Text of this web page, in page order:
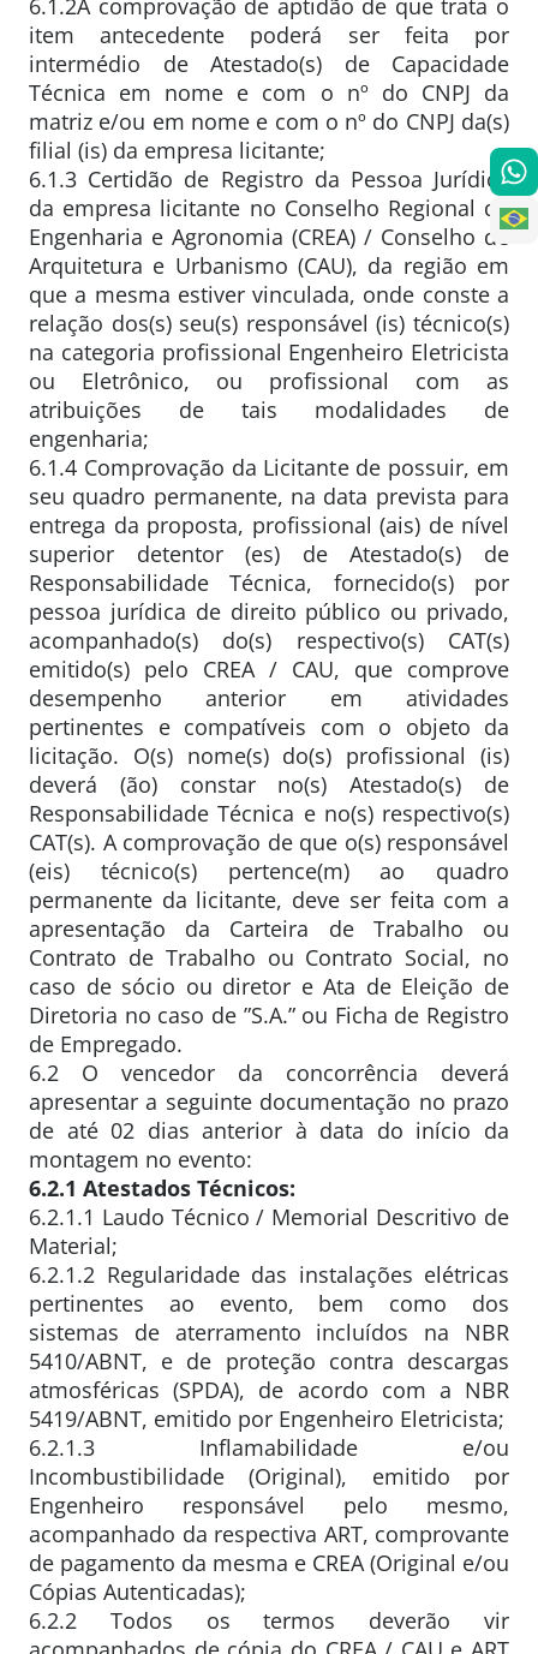
item antecedente poderá ser feita por
intermédio de Atestado(s) de Capacidade
Técnica em nome e com o nº do CNPJ da
matriz e/ou em nome e com o nº do CNPJ da(s)
filial (is) da empresa licitante;
6.1.3 Certidão de Registro da Pessoa Jurídica
da empresa licitante no Conselho Regional de
Engenharia e Agronomia (CREA) / Conselho de
Arquitetura e Urbanismo (CAU), da região em
que a mesma estiver vinculada, onde conste a
relação dos(s) seu(s) responsável (is) técnico(s)
na categoria profissional Engenheiro Eletricista
ou Eletrônico, ou profissional com as
atribuições de tais modalidades de
engenharia;
6.1.4 Comprovação da Licitante de possuir, em
seu quadro permanente, na data prevista para
entrega da proposta, profissional (ais) de nível
superior detentor (es) de Atestado(s) de
Responsabilidade Técnica, fornecido(s) por
pessoa jurídica de direito público ou privado,
acompanhado(s) do(s) respectivo(s) CAT(s)
emitido(s) pelo CREA / CAU, que comprove
desempenho anterior em atividades
pertinentes e compatíveis com o objeto da
licitação. O(s) nome(s) do(s) profissional (is)
deverá (ão) constar no(s) Atestado(s) de
Responsabilidade Técnica e no(s) respectivo(s)
CAT(s). A comprovação de que o(s) responsável
(eis) técnico(s) pertence(m) ao quadro
permanente da licitante, deve ser feita com a
apresentação da Carteira de Trabalho ou
Contrato de Trabalho ou Contrato Social, no
caso de sócio ou diretor e Ata de Eleição de
Diretoria no caso de ”S.A.” ou Ficha de Registro
de Empregado.
6.2 O vencedor da concorrência deverá
apresentar a seguinte documentação no prazo
de até 02 dias anterior à data do início da
montagem no evento:
6.2.1 Atestados Técnicos:
6.2.1.1 Laudo Técnico / Memorial Descritivo de
Material;
6.2.1.2 Regularidade das instalações elétricas
pertinentes ao evento, bem como dos
sistemas de aterramento incluídos na NBR
5410/ABNT, e de proteção contra descargas
atmosféricas (SPDA), de acordo com a NBR
5419/ABNT, emitido por Engenheiro Eletricista;
6.2.1.3 Inflamabilidade e/ou
Incombustibilidade (Original), emitido por
Engenheiro responsável pelo mesmo,
acompanhado da respectiva ART, comprovante
de pagamento da mesma e CREA (Original e/ou
Cópias Autenticadas);
6.2.2 Todos os termos deverão vir